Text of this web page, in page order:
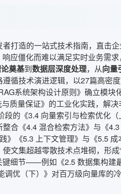
打造的一站式技术指南，直击
应僵化而难以满足实时业务需
奠基到数据层深度处理，从向量
循技术演进逻辑，以27篇高密
系统架构设计原则》确立模块
质量保证》的工业化实践，解
的《3.4 向量索引与检索优化
合《4.4 混合检索方法》与《
《5.3 上下文管理》与《5.5 成
文集超越零散技术点堆砌，形成
键细节——例如《2.5 数据集构建
优（下）》对百万级向量库的